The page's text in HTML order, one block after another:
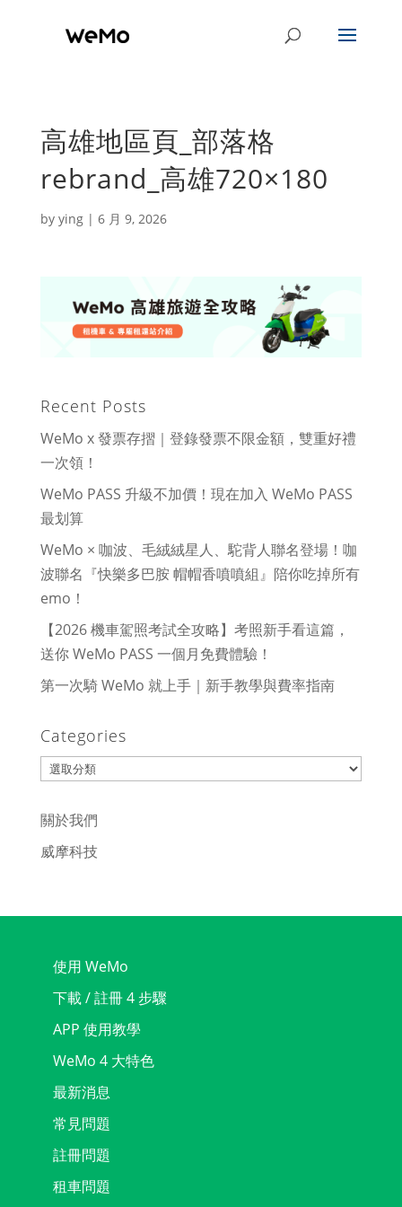
高雄地區頁_部落格
rebrand_高雄720×180
by ying| 6 月 9, 2026
Recent Posts
WeMo x 發票存摺｜登錄發票不限金額，雙重好禮
一次領！
WeMo PASS 升級不加價！現在加入 WeMo PASS
最划算
WeMo × 咖波、毛絨絨星人、駝背人聯名登場！咖
波聯名『快樂多巴胺 帽帽香噴噴組』陪你吃掉所有
emo！
【2026 機車駕照考試全攻略】考照新手看這篇，
送你 WeMo PASS 一個月免費體驗！
第一次騎 WeMo 就上手｜新手教學與費率指南
Categories
Categories
關於我們
威摩科技
使用 WeMo
下載 / 註冊 4 步驟
APP 使用教學
WeMo 4 大特色
最新消息
常見問題
註冊問題
租車問題